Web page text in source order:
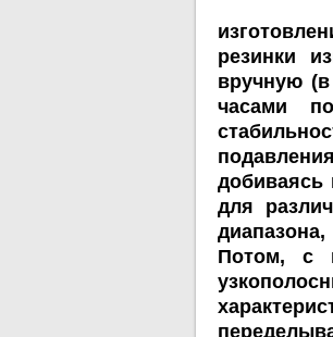
Мы с
резинки
вручную
часами
добиваясь
для
Потом, с